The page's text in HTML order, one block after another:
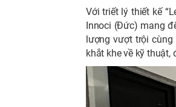
Với triết lý thiết kế
Innoci (Đức) mang
lượng vượt trội
khắt khe về kỹ